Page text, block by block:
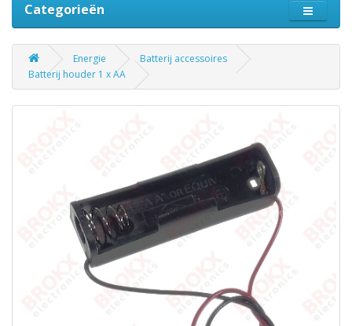
Categorieën
Energie
Batterij accessoires
Batterij houder 1 x AA